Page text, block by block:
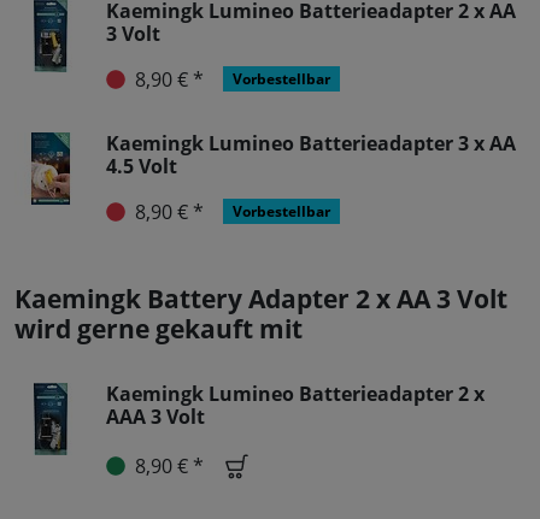
Kaemingk Lumineo Batterieadapter 2 x AA
3 Volt
8,90 € *
Vorbestellbar
Kaemingk Lumineo Batterieadapter 3 x AA
4.5 Volt
8,90 € *
Vorbestellbar
Kaemingk Battery Adapter 2 x AA 3 Volt
wird gerne gekauft mit
Kaemingk Lumineo Batterieadapter 2 x
AAA 3 Volt
8,90 € *